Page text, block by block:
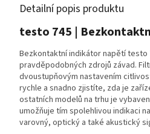
Detailní popis produktu
testo 745 |
Bezkontaktní indikátor napětí
pravděpodobných zdrojů závad.
dvoustupňovým nastavením
rychle a snadno zjistíte, zda je
ostatních modelů na trhu je
umožňuje tím spolehlivou indikaci
varovný, optický a také akustický